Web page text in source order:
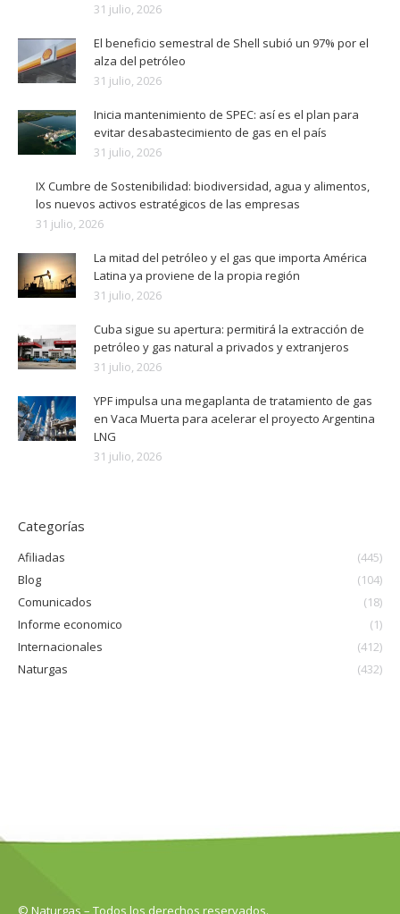
31 julio, 2026
El beneficio semestral de Shell subió un 97% por el
alza del petróleo
31 julio, 2026
Inicia mantenimiento de SPEC: así es el plan para
evitar desabastecimiento de gas en el país
31 julio, 2026
IX Cumbre de Sostenibilidad: biodiversidad, agua y alimentos,
los nuevos activos estratégicos de las empresas
31 julio, 2026
La mitad del petróleo y el gas que importa América
Latina ya proviene de la propia región
31 julio, 2026
Cuba sigue su apertura: permitirá la extracción de
petróleo y gas natural a privados y extranjeros
31 julio, 2026
YPF impulsa una megaplanta de tratamiento de gas
en Vaca Muerta para acelerar el proyecto Argentina
LNG
31 julio, 2026
Categorías
Afiliadas
(445)
Blog
(104)
Comunicados
(18)
Informe economico
(1)
Internacionales
(412)
Naturgas
(432)
© Naturgas – Todos los derechos reservados.